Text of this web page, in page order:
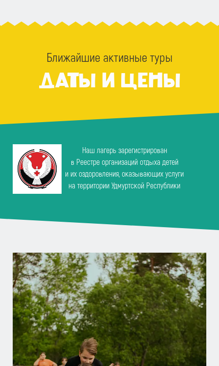
Ближайшие активные туры
ДАТЫ И ЦЕНЫ
Наш лагерь зарегистрирован
в Реестре организаций отдыха детей
и их оздоровления, оказывающих услуги
на территории Удмуртской Республики